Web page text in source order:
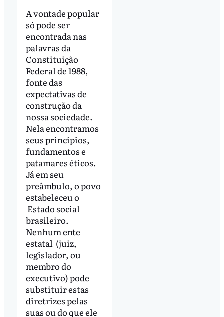
A vontade popular
só pode ser
encontrada nas
palavras da
Constituição
Federal de 1988,
fonte das
expectativas de
construção da
nossa sociedade.
Nela encontramos
seus princípios,
fundamentos e
patamares éticos.
Já em seu
preâmbulo, o povo
estabeleceu o
Estado social
brasileiro.
Nenhum ente
estatal (juiz,
legislador, ou
membro do
executivo) pode
substituir estas
diretrizes pelas
suas ou do que ele